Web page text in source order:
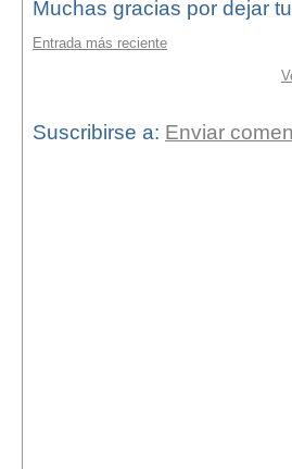
Muchas gracias por dejar
Entrada más reciente
Suscribirse a: Enviar